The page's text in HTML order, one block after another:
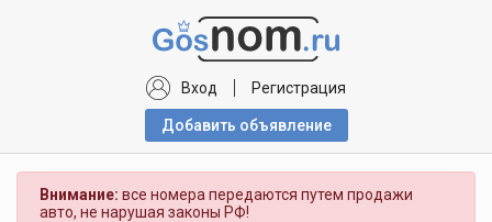
Вход Регистрация
Добавить объявлениe
Внимание: все номера передаются путем продажи
авто, не нарушая законы РФ!